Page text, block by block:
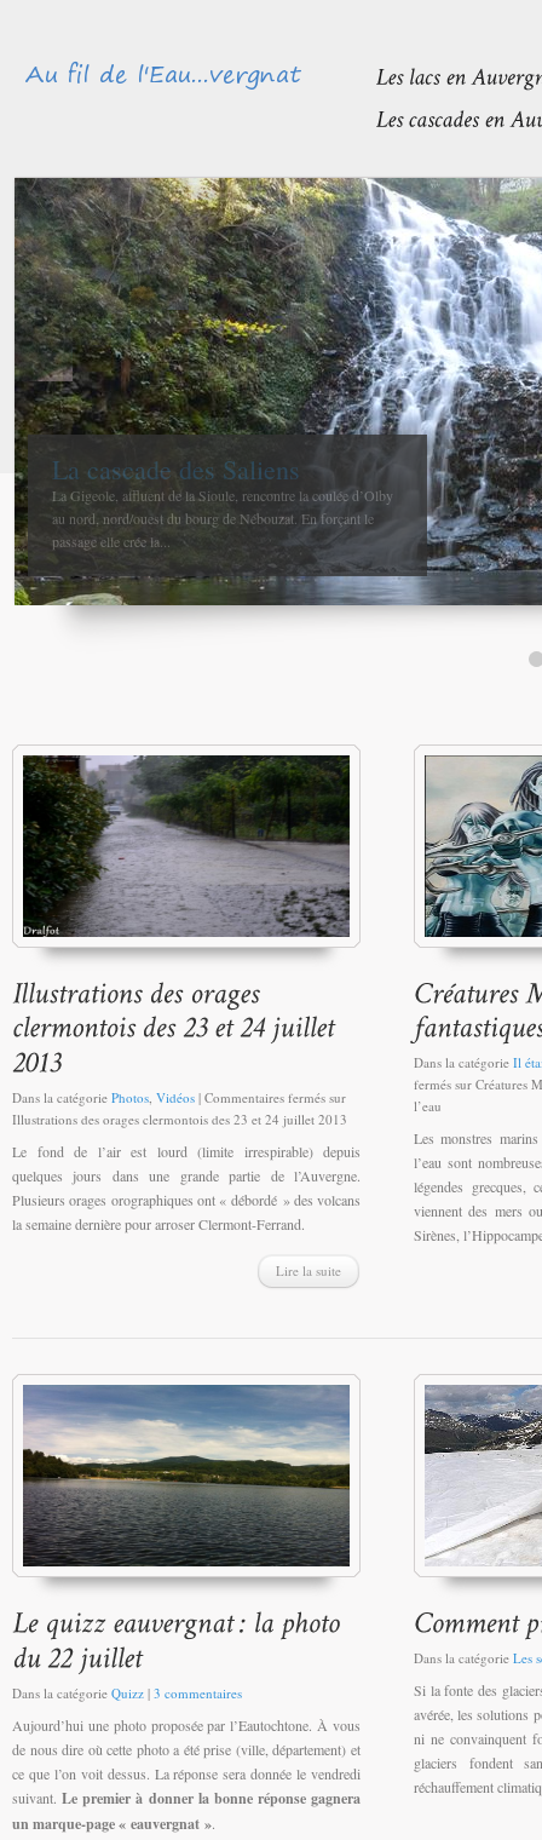
Méandres et boires de la Sioule
avant de rejoindre l’Allier
La confluence entre la Sioule et l’Allier se fait entre Contigny
et La Ferté-Hauterive peu après Saint-Pourçain sur-Sioule à...
Dans la catégorie Photos, Vidéos | Commentaires fermés sur
Illustrations des orages clermontois des 23 et 24 juillet 2013
Le fond de l’air est lourd (limite irrespirable) depuis
quelques jours dans une grande partie de l’Auvergne.
Plusieurs orages orographiques ont « débordé » des volcans
la semaine dernière pour arroser Clermont-Ferrand.
Lire la suite
Dans la catégorie Il
fermés sur Créatures
l’eau
Les monstres
l’eau sont
légendes grecques,
viennent des mers
Sirènes,
Dans la catégorie Quizz | 3 commentaires
Aujourd’hui une photo proposée par l’Eautochtone. À vous
de nous dire où cette photo a été prise (ville, département) et
ce que l’on voit dessus. La réponse sera donnée le vendredi
suivant.Le premier à donner la bonne réponse gagnera
un marque-page « eauvergnat ».
Dans la catégorie Les
Si la fonte des
avérée, les solutions
ni ne convainquent
glaciers fondent
réchauffement